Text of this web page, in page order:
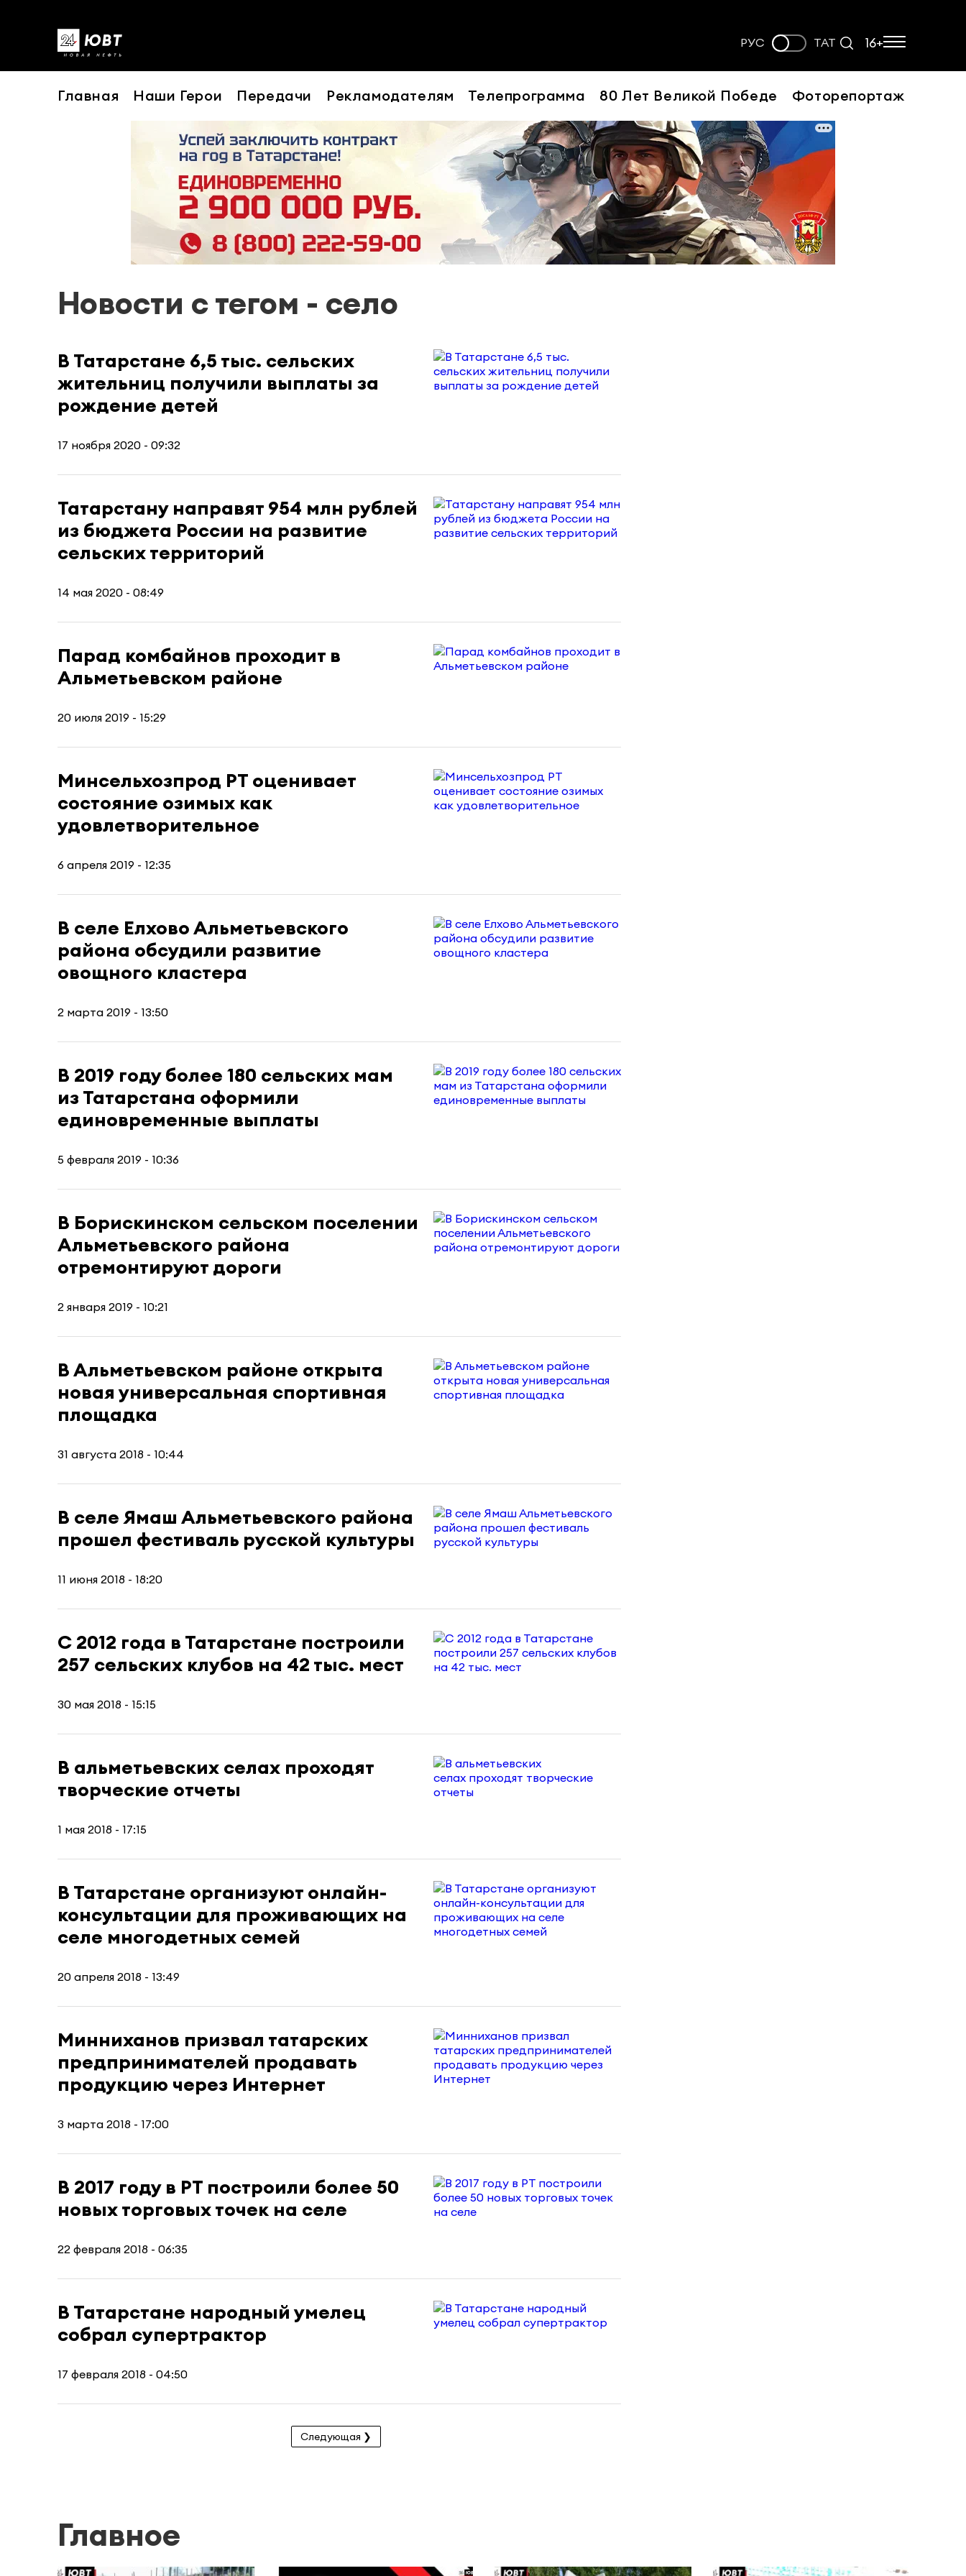
РУС ТАТ 16+
Главная Наши Герои Передачи Рекламодателям Телепрограмма 80 Лет Великой Победе Фоторепортаж
Новости с тегом - село
В Татарстане 6,5 тыс. сельских
жительниц получили выплаты за
рождение детей
17 ноября 2020 - 09:32
Татарстану направят 954 млн рублей
из бюджета России на развитие
сельских территорий
14 мая 2020 - 08:49
Парад комбайнов проходит в
Альметьевском районе
20 июля 2019 - 15:29
Минсельхозпрод РТ оценивает
состояние озимых как
удовлетворительное
6 апреля 2019 - 12:35
В селе Елхово Альметьевского
района обсудили развитие
овощного кластера
2 марта 2019 - 13:50
В 2019 году более 180 сельских мам
из Татарстана оформили
единовременные выплаты
5 февраля 2019 - 10:36
В Борискинском сельском поселении
Альметьевского района
отремонтируют дороги
2 января 2019 - 10:21
В Альметьевском районе открыта
новая универсальная спортивная
площадка
31 августа 2018 - 10:44
В селе Ямаш Альметьевского района
прошел фестиваль русской культуры
11 июня 2018 - 18:20
С 2012 года в Татарстане построили
257 сельских клубов на 42 тыс. мест
30 мая 2018 - 15:15
В альметьевских селах проходят
творческие отчеты
1 мая 2018 - 17:15
В Татарстане организуют онлайн-
консультации для проживающих на
селе многодетных семей
20 апреля 2018 - 13:49
Минниханов призвал татарских
предпринимателей продавать
продукцию через Интернет
3 марта 2018 - 17:00
В 2017 году в РТ построили более 50
новых торговых точек на селе
22 февраля 2018 - 06:35
В Татарстане народный умелец
собрал супертрактор
17 февраля 2018 - 04:50
Следующая ❯
Главное